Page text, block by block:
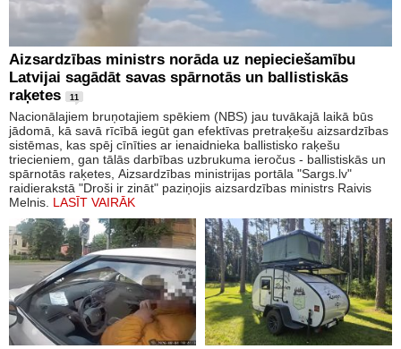
Aizsardzības ministrs norāda uz nepieciešamību
Latvijai sagādāt savas spārnotās un ballistiskās
raķetes
11
Nacionālajiem bruņotajiem spēkiem (NBS) jau tuvākajā laikā būs
jādomā, kā savā rīcībā iegūt gan efektīvas pretraķešu aizsardzības
sistēmas, kas spēj cīnīties ar ienaidnieka ballistisko raķešu
triecieniem, gan tālās darbības uzbrukuma ieročus - ballistiskās un
spārnotās raķetes, Aizsardzības ministrijas portāla "Sargs.lv"
raidierakstā "Droši ir zināt" paziņojis aizsardzības ministrs Raivis
Melnis. LASĪT VAIRĀK